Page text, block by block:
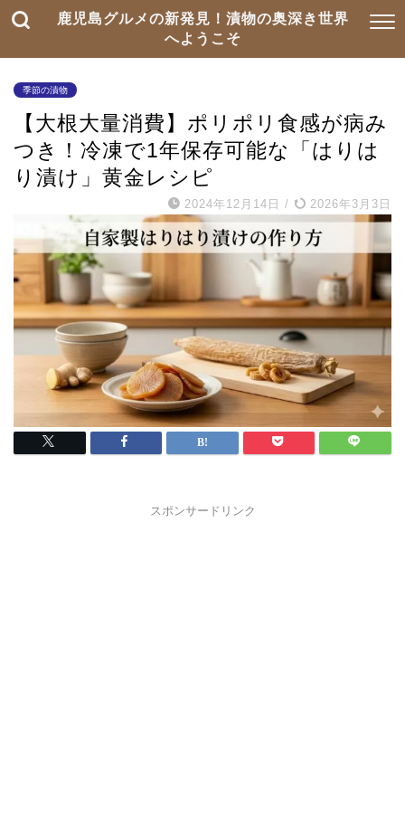
鹿児島グルメの新発見！漬物の奥深き世界
へようこそ
季節の漬物
【大根大量消費】ポリポリ食感が病み
つき！冷凍で1年保存可能な「はりは
り漬け」黄金レシピ
2024年12月14日 / 2026年3月3日
スポンサードリンク